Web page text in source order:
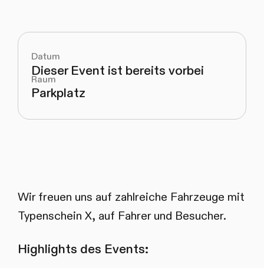
Datum
Dieser Event ist bereits vorbei
Raum
Parkplatz
Wir freuen uns auf zahlreiche Fahrzeuge mit
Typenschein X, auf Fahrer und Besucher.
Highlights des Events: